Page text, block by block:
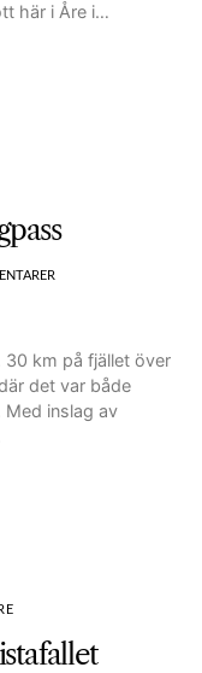
här i Åre i…
30 km på fjället över
det var både
inslag av